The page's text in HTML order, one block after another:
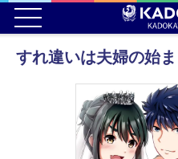
すれ違いは夫婦の始